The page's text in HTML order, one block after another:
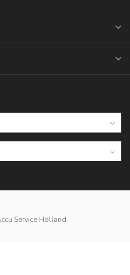
Service Holland